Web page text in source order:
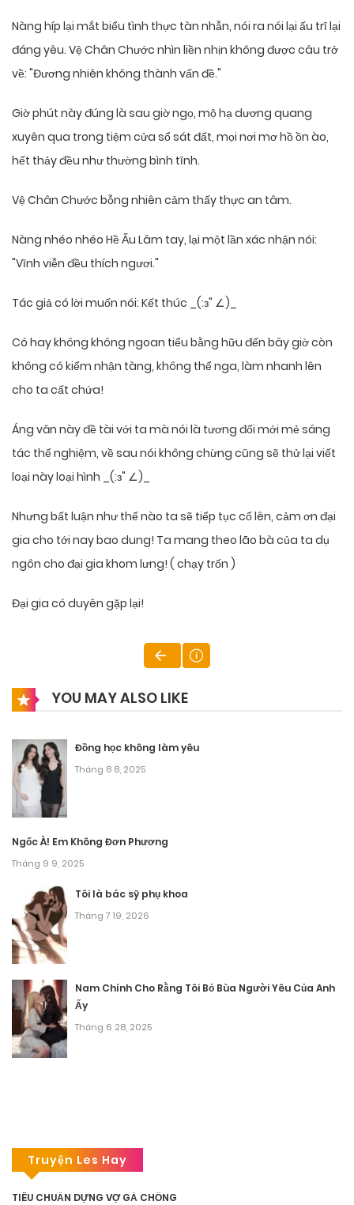
Nàng híp lại mắt biểu tình thực tàn nhẫn, nói ra nói lại ấu trĩ lại
đáng yêu. Vệ Chân Chước nhìn liền nhịn không được câu trở
về: "Đương nhiên không thành vấn đề."
Giờ phút này đúng là sau giờ ngọ, mộ hạ dương quang
xuyên qua trong tiệm cửa sổ sát đất, mọi nơi mơ hồ ồn ào,
hết thảy đều như thường bình tĩnh.
Vệ Chân Chước bỗng nhiên cảm thấy thực an tâm.
Nàng nhéo nhéo Hề Ấu Lâm tay, lại một lần xác nhận nói:
"Vĩnh viễn đều thích ngươi."
Tác giả có lời muốn nói: Kết thúc _(:з" ∠)_
Có hay không không ngoan tiểu bằng hữu đến bây giờ còn
không có kiểm nhận tàng, không thể nga, làm nhanh lên
cho ta cất chứa!
Áng văn này đề tài với ta mà nói là tương đối mới mẻ sáng
tác thể nghiệm, về sau nói không chừng cũng sẽ thử lại viết
loại này loại hình _(:з" ∠)_
Nhưng bất luận như thế nào ta sẽ tiếp tục cố lên, cảm ơn đại
gia cho tới nay bao dung! Ta mang theo lão bà của ta dụ
ngôn cho đại gia khom lưng! ( chạy trốn )
Đại gia có duyên gặp lại!
YOU MAY ALSO LIKE
Đồng học không làm yêu
Tháng 8 8, 2025
Ngốc À! Em Không Đơn Phương
Tháng 9 9, 2025
Tôi là bác sỹ phụ khoa
Tháng 7 19, 2026
Nam Chính Cho Rằng Tôi Bỏ Bùa Người Yêu Của Anh
Ấy
Tháng 6 28, 2025
Truyện Les Hay
TIÊU CHUẨN DỰNG VỢ GẢ CHỒNG